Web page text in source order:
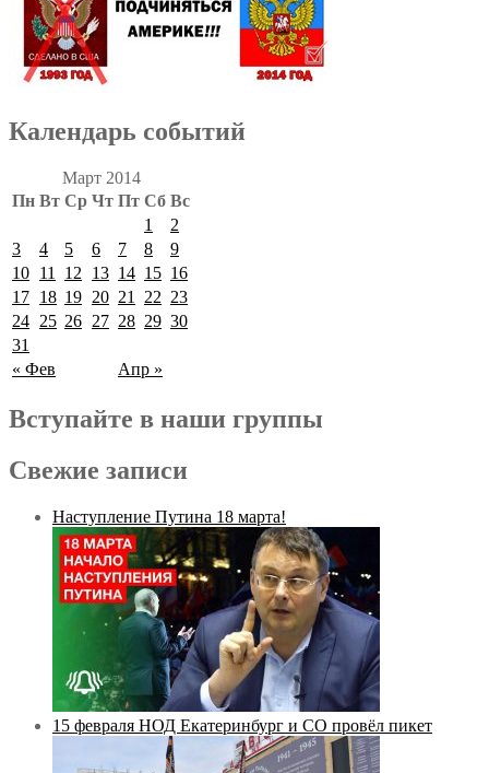
Календарь событий
Март 2014
Пн Вт Ср Чт Пт Сб Вс
« Фев Апр »
1
2
3
4 5 6 7 8
9
10 11 12 13 14 15 16
17 18 19 20 21 22 23
24 25 26 27 28 29 30
31
Вступайте в наши группы
Свежие записи
Наступление Путина 18 марта!
15 февраля НОД Екатеринбург и СО провёл пикет